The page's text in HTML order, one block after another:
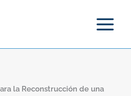
la Reconstrucción de una